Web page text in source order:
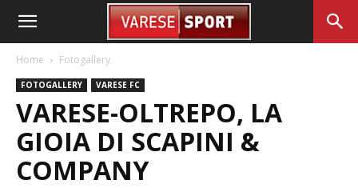
Home Fotogallery
FOTOGALLERY VARESE FC
VARESE-OLTREPO, LA
GIOIA DI SCAPINI &
COMPANY